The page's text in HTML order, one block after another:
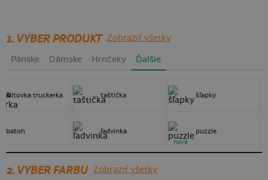
1. VYBER PRODUKT Zobraziť všetky
Pánske Dámske Hrnčeky Ďalšie
šiltovka truckerka
batoh
taštička
ľadvinka
šľapky
puzzle
nové
2. VYBER FARBU Zobraziť všetky